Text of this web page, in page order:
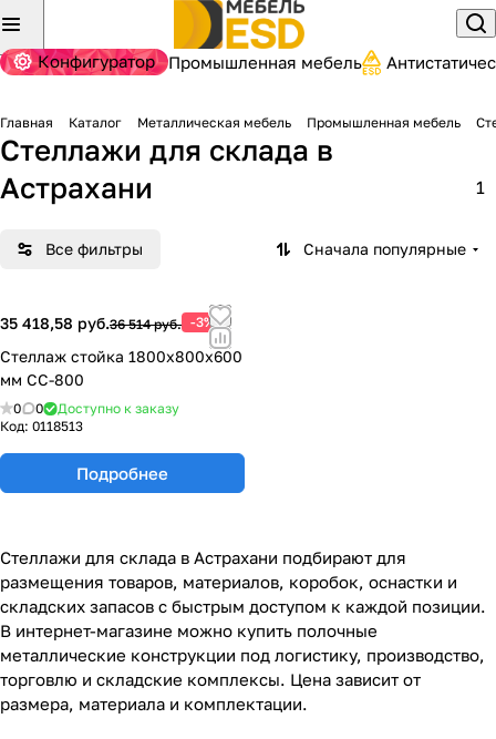
Конфигуратор Промышленная мебель
Главная Каталог Металлическая мебель Промышленная мебель
Стеллажи для склада в
Астрахани
1
Все фильтры Сначала популярные
35 418,58 руб.36 514 руб. -3%
Стеллаж стойка 1800х800х600
мм СC-800
0 0
Доступно к заказу
Код: 0118513
Подробнее
Стеллажи для склада в Астрахани подбирают для
размещения товаров, материалов, коробок, оснастки и
складских запасов с быстрым доступом к каждой позиции.
В интернет-магазине можно купить полочные
металлические конструкции под логистику, производство,
торговлю и складские комплексы. Цена зависит от
размера, материала и комплектации.